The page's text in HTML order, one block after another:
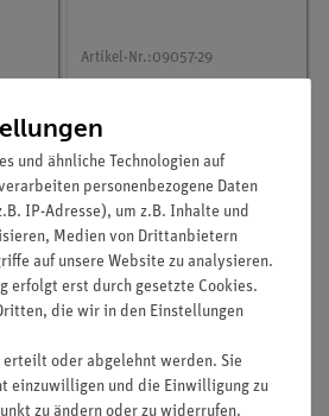
Artikel-Nr.:09057-29
XR 4.0 X-ray Reiter für
109,00 €
und ähnliche Technologien auf
personenbezogene Daten
IP-Adresse), um z.B. Inhalte und
Medien von Drittanbietern
auf unsere Website zu analysieren.
erfolgt erst durch gesetzte Cookies.
die wir in den Einstellungen
erteilt oder abgelehnt werden. Sie
einzuwilligen und die Einwilligung zu
zu ändern oder zu widerrufen.